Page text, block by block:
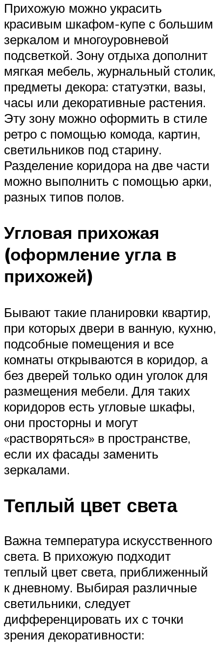
Прихожую можно украсить
красивым шкафом-купе с большим
зеркалом и многоуровневой
подсветкой. Зону отдыха дополнит
мягкая мебель, журнальный столик,
предметы декора: статуэтки, вазы,
часы или декоративные растения.
Эту зону можно оформить в стиле
ретро с помощью комода, картин,
светильников под старину.
Разделение коридора на две части
можно выполнить с помощью арки,
разных типов полов.
Угловая прихожая
(оформление угла в
прихожей)
Бывают такие планировки квартир,
при которых двери в ванную, кухню,
подсобные помещения и все
комнаты открываются в коридор, а
без дверей только один уголок для
размещения мебели. Для таких
коридоров есть угловые шкафы,
они просторны и могут
«растворяться» в пространстве,
если их фасады заменить
зеркалами.
Теплый цвет света
Важна температура искусственного
света. В прихожую подходит
теплый цвет света, приближенный
к дневному. Выбирая различные
светильники, следует
дифференцировать их с точки
зрения декоративности: